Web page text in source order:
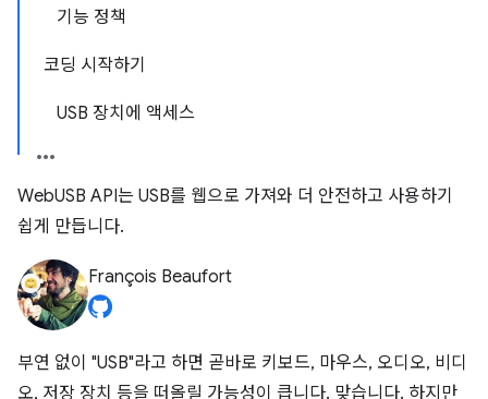
기능 정책
코딩 시작하기
USB 장치에 액세스
WebUSB API는 USB를 웹으로 가져와 더 안전하고 사용하기
쉽게 만듭니다.
François Beaufort
부연 없이 "USB"라고 하면 곧바로 키보드, 마우스, 오디오, 비디
오, 저장 장치 등을 떠올릴 가능성이 큽니다. 맞습니다. 하지만